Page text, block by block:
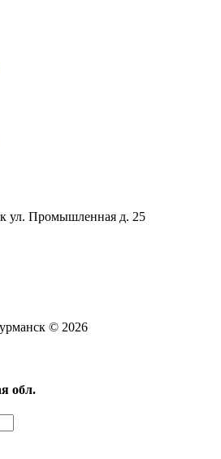
ул. Промышленная д. 25
© 2026
обл.